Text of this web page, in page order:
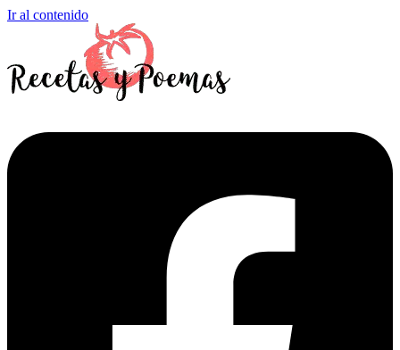
Ir al contenido